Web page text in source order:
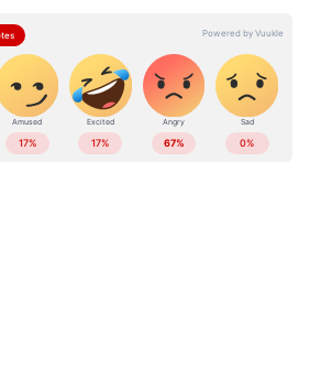
താമസിക്കുന്നതെന്ന്